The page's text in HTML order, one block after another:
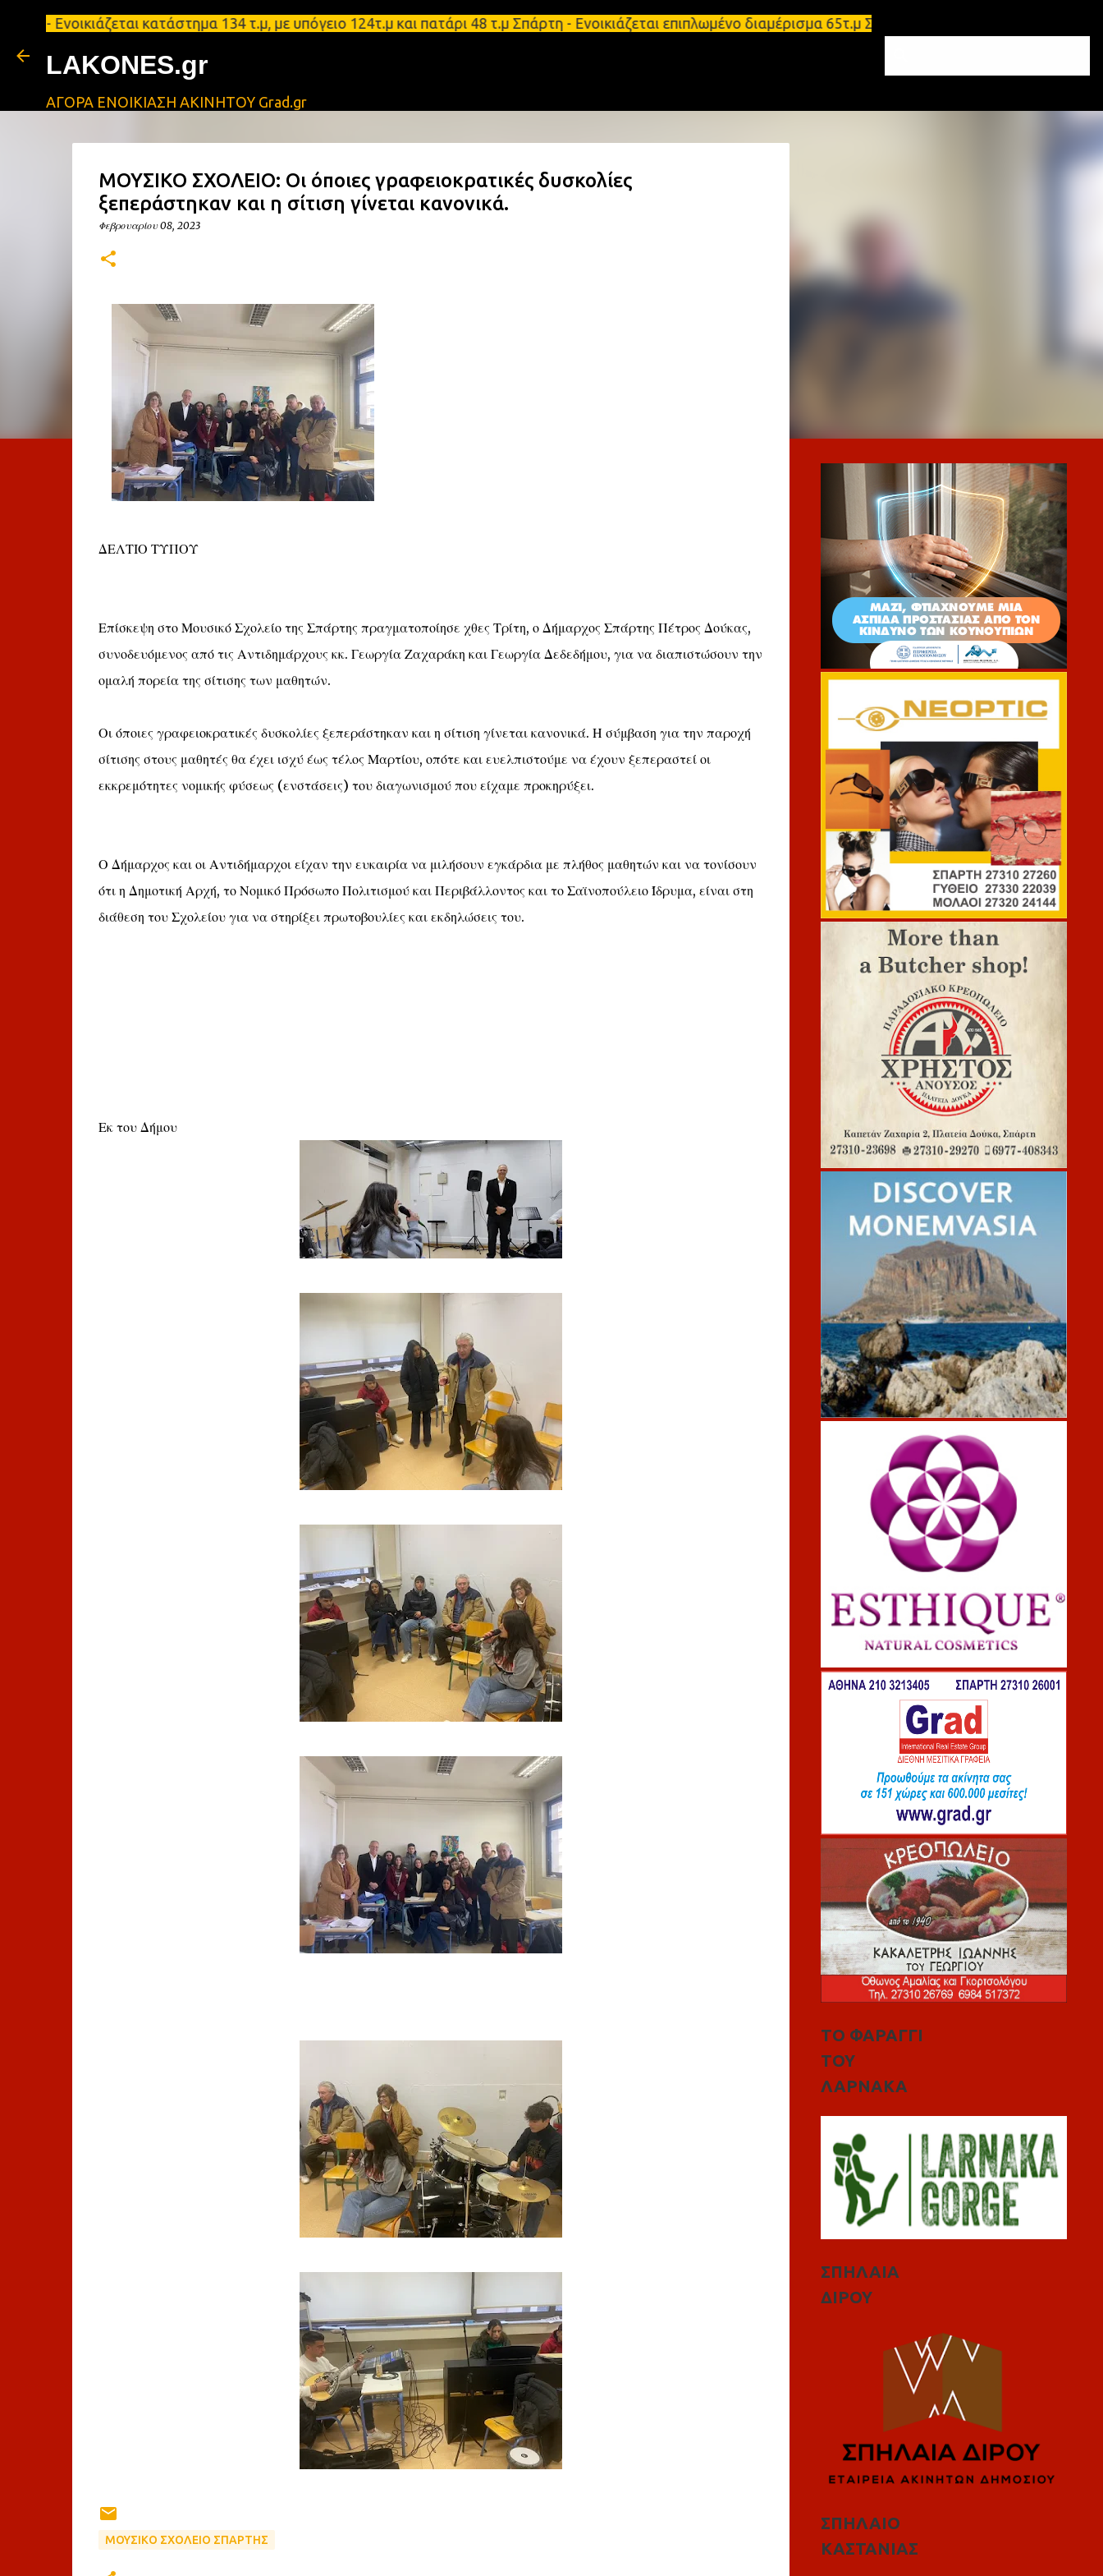
Μετάβαση στο κύριο περιεχόμενο
κατάστημα 134 τ.μ, με υπόγειο 124τ.μ και πατάρι 48 τ.μ Σπάρτη - Ενοικιάζεται επιπλωμένο διαμέρισμα 65τ.μ Σπάρτη - πωλείται τριάρι
LAKONES.gr
ΑΓΟΡΑ ΕΝΟΙΚΙΑΣΗ ΑΚΙΝΗΤΟΥ Grad.gr
ΜΟΥΣΙΚΟ ΣΧΟΛΕΙΟ: Οι όποιες γραφειοκρατικές δυσκολίες
ξεπεράστηκαν και η σίτιση γίνεται κανονικά.
Φεβρουαρίου 08, 2023
ΔΕΛΤΙΟ ΤΥΠΟΥ
Επίσκεψη στο Μουσικό Σχολείο της Σπάρτης πραγματοποίησε χθες Τρίτη, ο Δήμαρχος Σπάρτης Πέτρος Δούκας,
συνοδευόμενος από τις Αντιδημάρχους κκ. Γεωργία Ζαχαράκη και Γεωργία Δεδεδήμου, για να διαπιστώσουν την
ομαλή πορεία της σίτισης των μαθητών.
Οι όποιες γραφειοκρατικές δυσκολίες ξεπεράστηκαν και η σίτιση γίνεται κανονικά. Η σύμβαση για την παροχή
σίτισης στους μαθητές θα έχει ισχύ έως τέλος Μαρτίου, οπότε και ευελπιστούμε να έχουν ξεπεραστεί οι
εκκρεμότητες νομικής φύσεως (ενστάσεις) του διαγωνισμού που είχαμε προκηρύξει.
Ο Δήμαρχος και οι Αντιδήμαρχοι είχαν την ευκαιρία να μιλήσουν εγκάρδια με πλήθος μαθητών και να τονίσουν
ότι η Δημοτική Αρχή, το Νομικό Πρόσωπο Πολιτισμού και Περιβάλλοντος και το Σαϊνοπούλειο Ίδρυμα, είναι στη
διάθεση του Σχολείου για να στηρίξει πρωτοβουλίες και εκδηλώσεις του.
Εκ του Δήμου
ΜΟΥΣΙΚΟ ΣΧΟΛΕΙΟ ΣΠΑΡΤΗΣ
ΤΟ ΦΑΡΑΓΓΙ
ΤΟΥ
ΛΑΡΝΑΚΑ
ΣΠΗΛΑΙΑ
ΔΙΡΟΥ
ΣΠΗΛΑΙΟ
ΚΑΣΤΑΝΙΑΣ